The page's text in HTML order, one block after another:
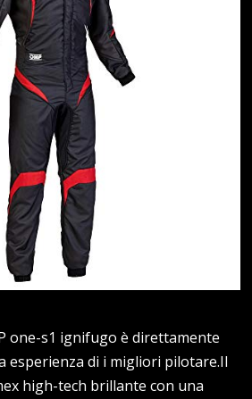
one-s1 ignifugo è direttamente
esperienza di i migliori pilotare.Il
high-tech brillante con una